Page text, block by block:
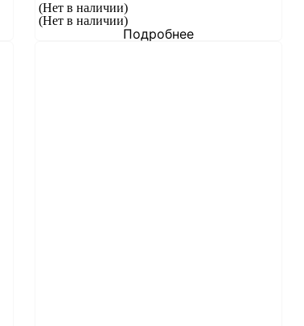
(Нет в наличии)
(Нет в наличии)
Подробнее